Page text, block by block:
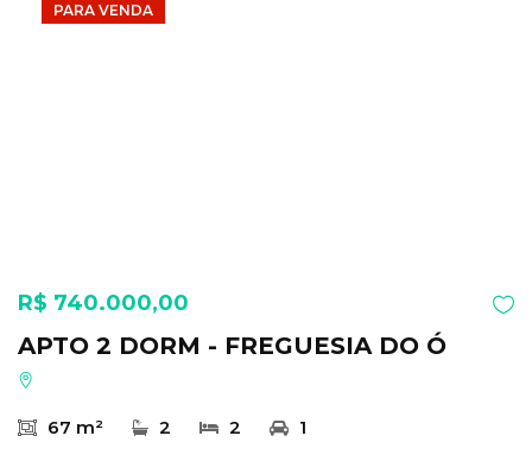
PARA VENDA
R$ 740.000,00
APTO 2 DORM - FREGUESIA DO Ó
67 m² 2 2 1